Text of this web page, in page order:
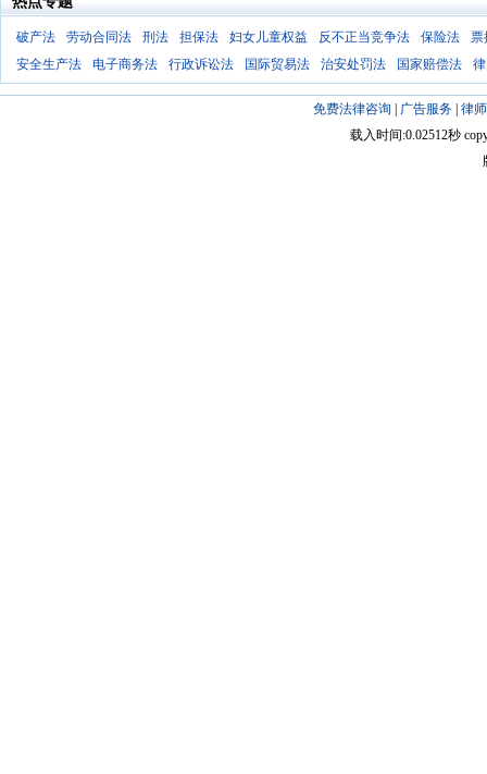
破产法 劳动合同法 刑法 担保法 妇女儿童权益 反不正当竞争法 保险法
票
安全生产法
电子商务法 行政诉讼法 国际贸易法 治安处罚法 国家赔偿法
免费法律咨询 广告服务| 律
载入时间:0.02512秒